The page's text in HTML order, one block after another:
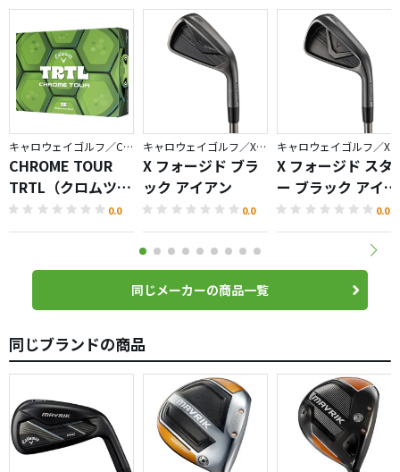
キャロウェイゴルフ／CHROME
CHROME TOUR
TRTL（クロムツア
ータートル）ボー
ル
0.0
キャロウェイゴルフ／X FORGED
X フォージド ブラ
ック アイアン
0.0
X フォージド スタ
ー ブラック アイア
ン
0.0
同じメーカーの商品一覧
同じブランドの商品